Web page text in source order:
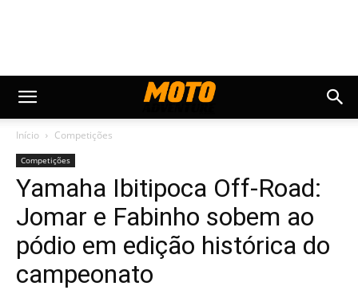
Início Competições
Competições
Yamaha Ibitipoca Off-Road:
Jomar e Fabinho sobem ao
pódio em edição histórica do
campeonato